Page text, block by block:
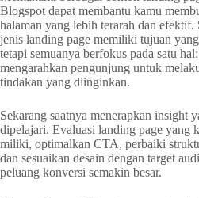
Blogspot dapat membantu kamu
halaman yang lebih terarah dan efektif.
jenis landing page memiliki tujuan
tetapi semuanya berfokus pada satu hal:
mengarahkan pengunjung untuk
tindakan yang diinginkan.
Sekarang saatnya menerapkan insight
dipelajari. Evaluasi landing page yang
miliki, optimalkan CTA, perbaiki
dan sesuaikan desain dengan target
peluang konversi semakin besar.